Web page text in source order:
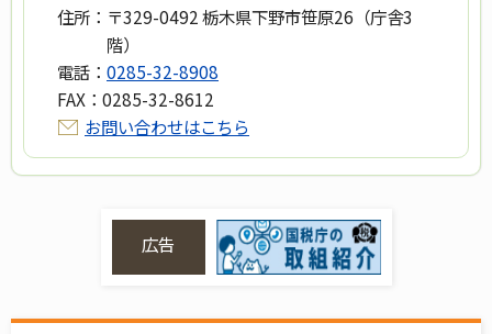
住所： 〒329-0492 栃木県下野市笹原26（庁舎3
階）
電話： 0285-32-8908
FAX： 0285-32-8612
お問い合わせはこちら
広告